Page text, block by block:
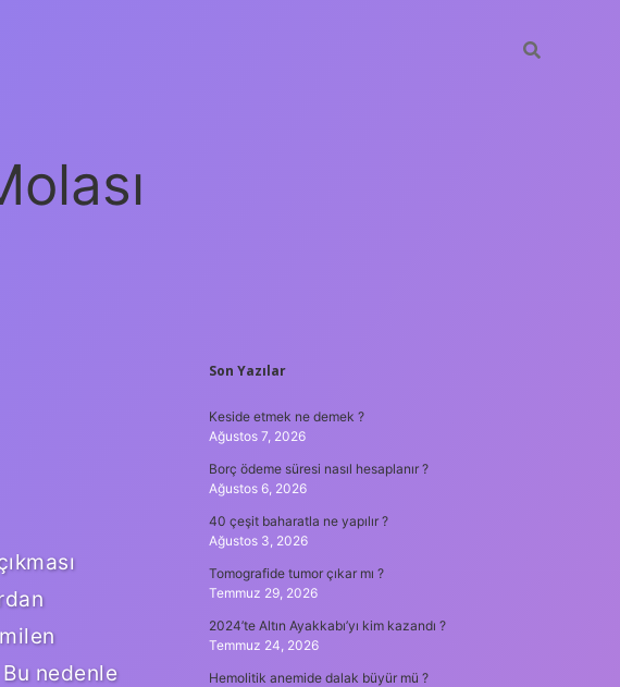
Bu nedenle
SIDEBAR
Son Yazılar
Keside etmek ne demek ?
Ağustos 7, 2026
Borç ödeme süresi nasıl hesaplanır ?
Ağustos 6, 2026
40 çeşit baharatla ne yapılır ?
Ağustos 3, 2026
Tomografide tumor çıkar mı ?
Temmuz 29, 2026
2024’te Altın Ayakkabı’yı kim kazandı ?
Temmuz 24, 2026
Hemolitik anemide dalak büyür mü ?